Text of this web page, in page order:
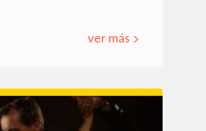
ver más >